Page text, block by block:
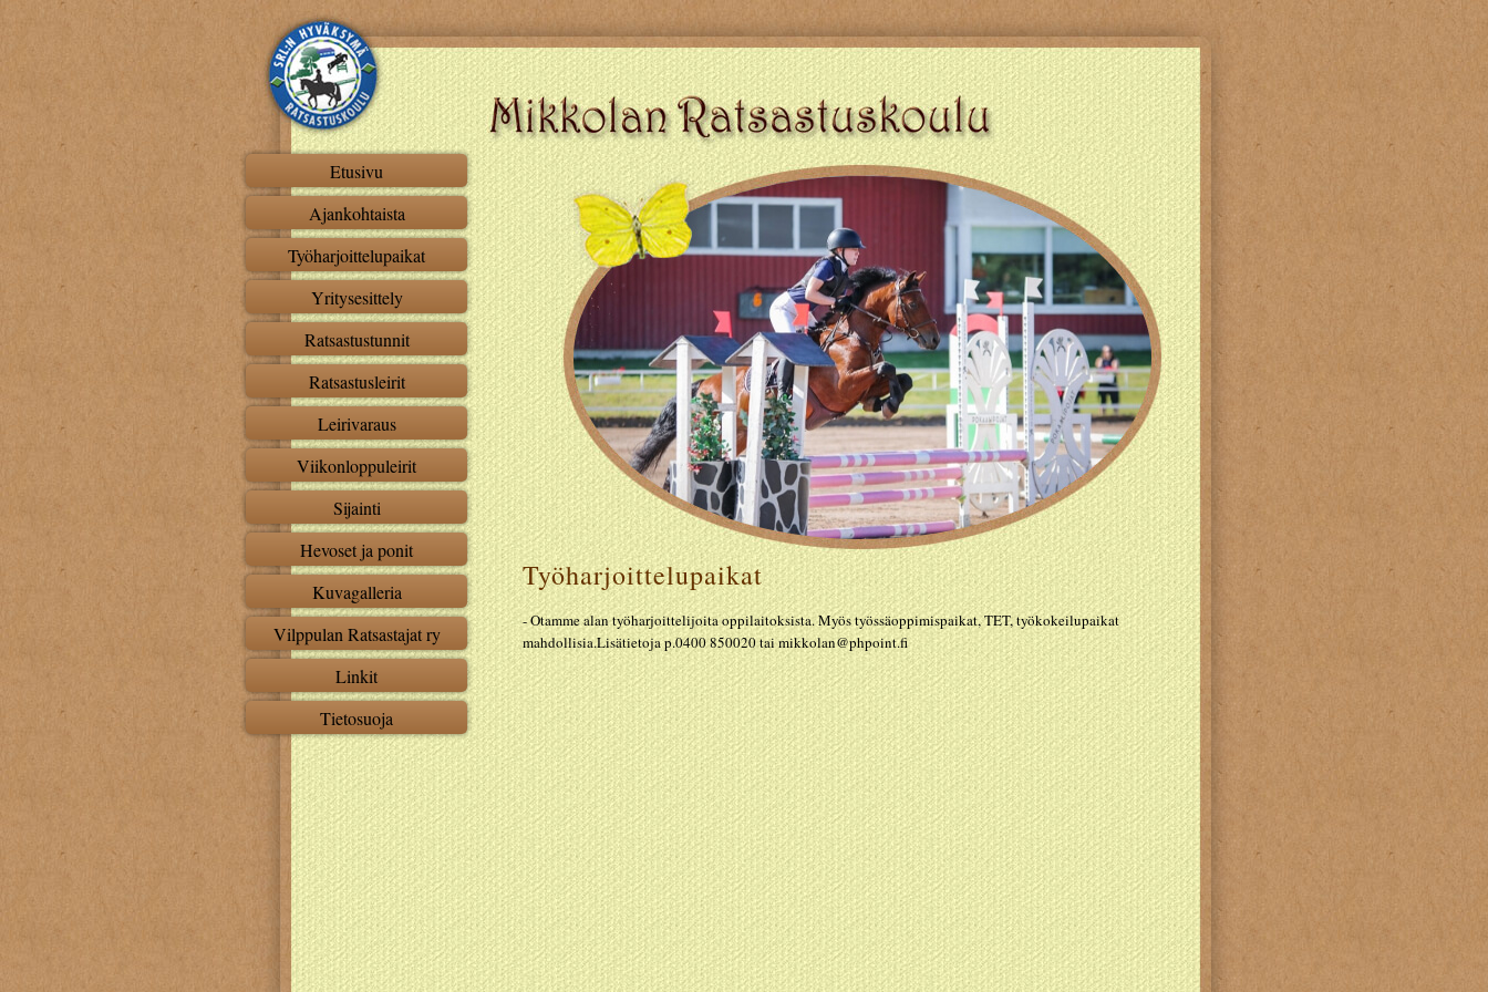
Etusivu
Ajankohtaista
Työharjoittelupaikat
Yritysesittely
Ratsastustunnit
Ratsastusleirit
Leirivaraus
Viikonloppuleirit
Sijainti
Hevoset ja ponit
Kuvagalleria
Vilppulan Ratsastajat ry
Linkit
Tietosuoja
Työharjoittelupaikat
- Otamme alan työharjoittelijoita oppilaitoksista. Myös työssäoppimispaikat, TET, työkokeilupaikat
mahdollisia.Lisätietoja p.0400 850020 tai mikkolan@phpoint.fi